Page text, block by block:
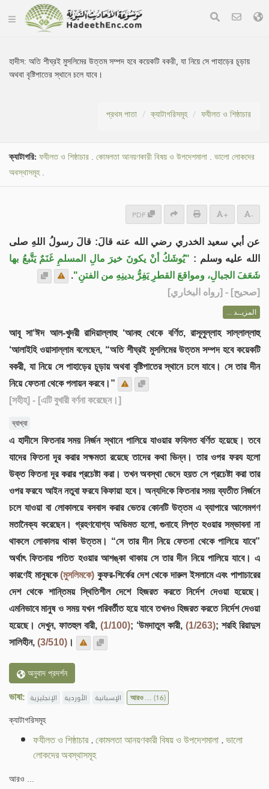
হাদীস:অতি শীঘ্রই মুসলিমের উত্তম সম্পদ হবে কয়েকটি বকরী, যা নিয়ে সে পাহাড়ের চূড়ায়
অথবা বৃষ্টিপাতের স্থানে চলে যাবে।
প্রথম পাতা ক্যাটাগরিসমূহ ফযীলত ও শিষ্ঠাচার
ক্যাটাগরি: ফযীলত ও শিষ্ঠাচার . কোমলতা আনয়ণকারী বিষয় ও উপদেশমালা . ভালো লোকদের
অবস্থাসমূহ.
PDF + -
عن أبي سعيد الخدري رضي الله عنه قالَ: قالَ رسولُ اللهِ صلى
الله عليه وسلم : "يُوشَكُ أنْ يكونَ خيرَ مالِ المسلمِ غَنَمٌ يَتَّبعُ بها
شَعَفَ الجبالِ، ومواقعَ القطرِ يَفِرُّ بدينِهِ من الفتنِ".
[صحيح] - [رواه البخاري]
المزيــد ...
আবূ সা‘ঈদ আল-খুদরী রাদিয়াল্লাহু ‘আনহু থেকে বর্ণিত, রাসূলুল্লাহ সাল্লাল্লাহু
‘আলাইহি ওয়াসাল্লাম বলেছেন, “অতি শীঘ্রই মুসলিমের উত্তম সম্পদ হবে কয়েকটি
বকরী, যা নিয়ে সে পাহাড়ের চূড়ায় অথবা বৃষ্টিপাতের স্থানে চলে যাবে। সে তার দীন
নিয়ে ফেতনা থেকে পলায়ন করবে।”
[সহীহ] - [এটি বুখারী বর্ণনা করেছেন।]
ব্যাখ্যা
এ হাদীসে ফিতনার সময় নির্জন স্থানে পালিয়ে যাওয়ার ফযিলত বর্ণিত হয়েছে। তবে
যাদের ফিতনা দূর করার সক্ষমতা রয়েছে তাদের কথা ভিন্ন। তার ওপর ফরয হলো
উক্ত ফিতনা দূর করার প্রচেষ্টা করা। তখন অবস্থা ভেদে হয়ত সে প্রচেষ্টা করা তার
ওপর ফরযে আইন নতুবা ফরযে কিফায়া হবে। অন্যদিকে ফিতনার সময় ব্যতীত নির্জনে
চলে যাওয়া বা লোকালয়ে বসবাস করার ভেতর কোনটি উত্তম এ ব্যাপারে আলেমগণ
মতানৈক্য করেছেন। গ্রহণযোগ্য অভিমত হলো, গুনাহে লিপ্ত হওয়ার সম্ভাবনা না
থাকলে লোকালয় থাকা উত্তম। “সে তার দীন নিয়ে ফেতনা থেকে পালিয়ে যাবে”
অর্থাৎ ফিতনায় পতিত হওয়ার আশঙ্কা থাকায় সে তার দীন নিয়ে পালিয়ে যাবে। এ
কারণেই মানুষকে(মুসলিমকে) কুফর-শির্কের দেশ থেকে দারুল ইসলামে এবং পাপাচারের
দেশ থেকে শান্তিময় স্থিতিশীল দেশে হিজরত করতে নির্দেশ দেওয়া হয়েছে।
এমনিভাবে মানুষ ও সময় যখন পরিবর্তীত হয়ে যাবে তখনও হিজরত করতে নির্দেশ দেওয়া
হয়েছে। দেখুন, ফাতহুল বারী, (1/100); ‘উমদাতুল কারী, (1/263); শরহি রিয়াদুস
সালিহীন, (3/510) ।
অনুবাদ প্রদর্শন
ভাষা: الإنجليزية الأوردية الإسبانية আরও ...(16)
ক্যাটাগরিসমূহ
ফযীলত ও শিষ্ঠাচার.কোমলতা আনয়ণকারী বিষয় ও উপদেশমালা.ভালো
লোকদের অবস্থাসমূহ
আরও ...